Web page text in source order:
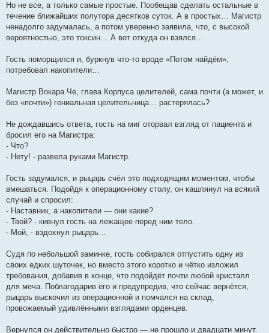
Но не все, а только самые простые. Пообещав сделать остальные в
течение ближайших полутора десятков суток. А в простых… Магистр
ненадолго задумалась, а потом уверенно заявила, что, с высокой
вероятностью, это токсин… А вот откуда он взялся…
Гость поморщился и, буркнув что-то вроде «Потом найдём»,
потребовал накопители…
Магистр Вокара Че, глава Корпуса целителей, сама почти (а может, и
без «почти») гениальная целительница… растерялась?
Не дождавшись ответа, гость на миг оторвал взгляд от пациента и
бросил его на Магистра:
- Что?
- Нету! - развела руками Магистр.
Гость задумался, и рыцарь счёл это подходящим моментом, чтобы
вмешаться. Подойдя к операционному столу, он кашлянул на всякий
случай и спросил:
- Наставник, а накопители — они какие?
- Твой? - кивнул гость на лежащее перед ним тело.
- Мой, - вздохнул рыцарь…
Судя по небольшой заминке, гость собирался отпустить одну из
своих едких шуточек, но вместо этого коротко и чётко изложил
требования, добавив в конце, что подойдёт почти любой кристалл
для меча. Поблагодарив его и предупредив, что сейчас вернётся,
рыцарь выскочил из операционной и помчался на склад,
провожаемый удивлёнными взглядами орденцев.
Вернулся он действительно быстро — не прошло и двадцати минут.